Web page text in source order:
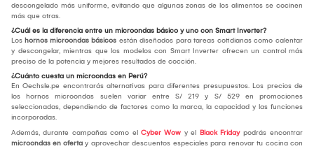
descongelado más uniforme, evitando que algunas zonas de los alimentos se cocinen
más que otras.
¿Cuál es la diferencia entre un microondas básico y uno con Smart Inverter?
Los hornos microondas básicos están diseñados para tareas cotidianas como calentar
y descongelar, mientras que los modelos con Smart Inverter ofrecen un control más
preciso de la potencia y mejores resultados de cocción.
¿Cuánto cuesta un microondas en Perú?
En Oechsle.pe encontrarás alternativas para diferentes presupuestos. Los precios de
los hornos microondas suelen variar entre S/ 219 y S/ 529 en promociones
seleccionadas, dependiendo de factores como la marca, la capacidad y las funciones
incorporadas.
Además, durante campañas como el Cyber Wow y el Black Fridaypodrás encontrar
microondas en oferta y aprovechar descuentos especiales para renovar tu cocina con